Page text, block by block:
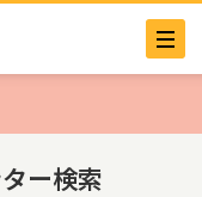
ー検索